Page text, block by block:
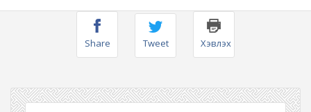
Share Tweet Хэвлэх